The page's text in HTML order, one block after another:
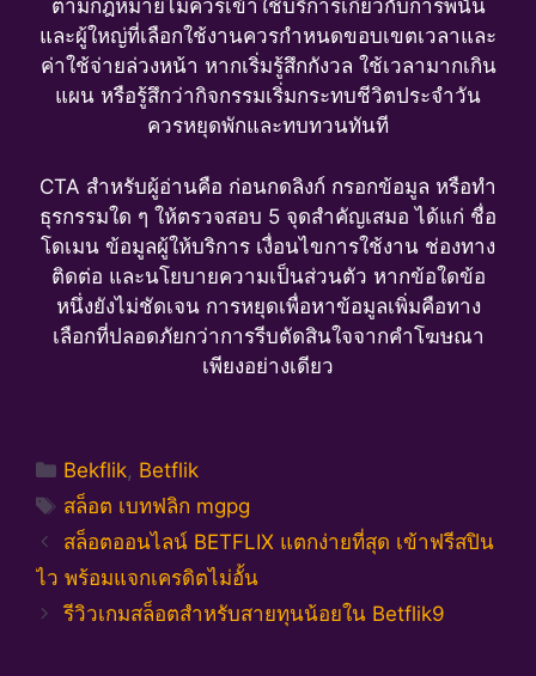
ตามกฎหมายไม่ควรเข้าใช้บริการเกี่ยวกับการพนัน
และผู้ใหญ่ที่เลือกใช้งานควรกำหนดขอบเขตเวลาและ
ค่าใช้จ่ายล่วงหน้า หากเริ่มรู้สึกกังวล ใช้เวลามากเกิน
แผน หรือรู้สึกว่ากิจกรรมเริ่มกระทบชีวิตประจำวัน
ควรหยุดพักและทบทวนทันที
CTA สำหรับผู้อ่านคือ ก่อนกดลิงก์ กรอกข้อมูล หรือทำ
ธุรกรรมใด ๆ ให้ตรวจสอบ 5 จุดสำคัญเสมอ ได้แก่ ชื่อ
โดเมน ข้อมูลผู้ให้บริการ เงื่อนไขการใช้งาน ช่องทาง
ติดต่อ และนโยบายความเป็นส่วนตัว หากข้อใดข้อ
หนึ่งยังไม่ชัดเจน การหยุดเพื่อหาข้อมูลเพิ่มคือทาง
เลือกที่ปลอดภัยกว่าการรีบตัดสินใจจากคำโฆษณา
เพียงอย่างเดียว
Categories
Bekflik, Betflik
Tags
สล็อต เบทฟลิก mgpg
สล็อตออนไลน์ BETFLIX แตกง่ายที่สุด เข้าฟรีสปิน
ไว พร้อมแจกเครดิตไม่อั้น
รีวิวเกมสล็อตสำหรับสายทุนน้อยใน Betflik9